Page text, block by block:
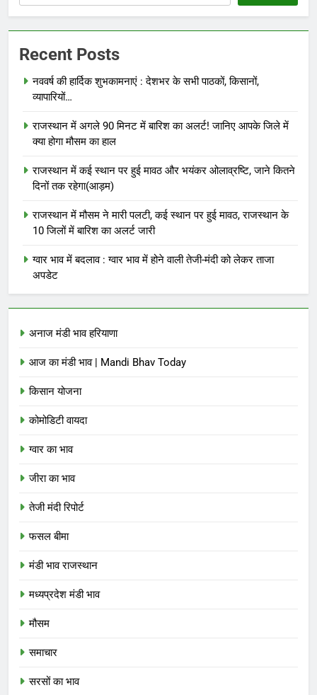
Recent Posts
नववर्ष की हार्दिक शुभकामनाएं : देशभर के सभी पाठकों, किसानों,
व्यापारियों…
राजस्थान में अगले 90 मिनट में बारिश का अलर्ट! जानिए आपके जिले में
क्या होगा मौसम का हाल
राजस्थान में कई स्थान पर हुई मावठ और भयंकर ओलाव्रष्टि, जाने कितने
दिनों तक रहेगा(आड़म)
राजस्थान में मौसम ने मारी पलटी, कई स्थान पर हुई मावठ, राजस्थान के
10 जिलों में बारिश का अलर्ट जारी
ग्वार भाव में बदलाव : ग्वार भाव में होने वाली तेजी-मंदी को लेकर ताजा
अपडेट
अनाज मंडी भाव हरियाणा
आज का मंडी भाव | Mandi Bhav Today
किसान योजना
कोमोडिटी वायदा
ग्वार का भाव
जीरा का भाव
तेजी मंदी रिपोर्ट
फसल बीमा
मंडी भाव राजस्थान
मध्यप्रदेश मंडी भाव
मौसम
समाचार
सरसों का भाव